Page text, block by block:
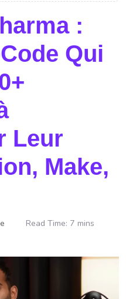
:
Qui
Leur
Make,
Read Time: 7 mins